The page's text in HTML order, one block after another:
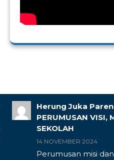
Herung Juka
PERUMUSAN VISI,
SEKOLAH
14 NOVEMBER 2024
Perumusan misi